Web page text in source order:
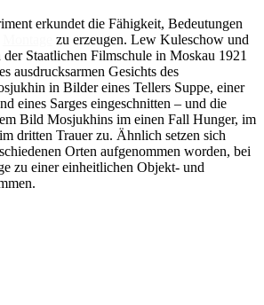
erkundet die Fähigkeit, Bedeutungen
zu erzeugen. Lew Kuleschow und
der Staatlichen Filmschule in Moskau 1921
ausdrucksarmen Gesichts des
in Bilder eines Tellers Suppe, einer
eines Sarges eingeschnitten – und die
Bild Mosjukhins im einen Fall Hunger, im
dritten Trauer zu. Ähnlich setzen sich
Orten aufgenommen worden, bei
zu einer einheitlichen Objekt- und